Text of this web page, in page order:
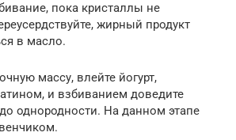
пока кристаллы не
жирный продукт
в масло.
массу, влейте йогурт,
и взбиванием доведите
однородности. На данном этапе